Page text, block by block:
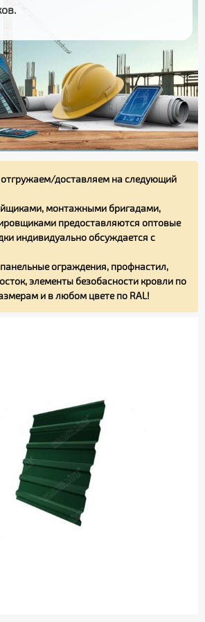
отгружаем/доставляем на следующий
монтажными бригадами,
предоставляются оптовые
индивидуально обсуждается с
ограждения, профнастил,
элементы безобасности кровли по
и в любом цвете по RAL!